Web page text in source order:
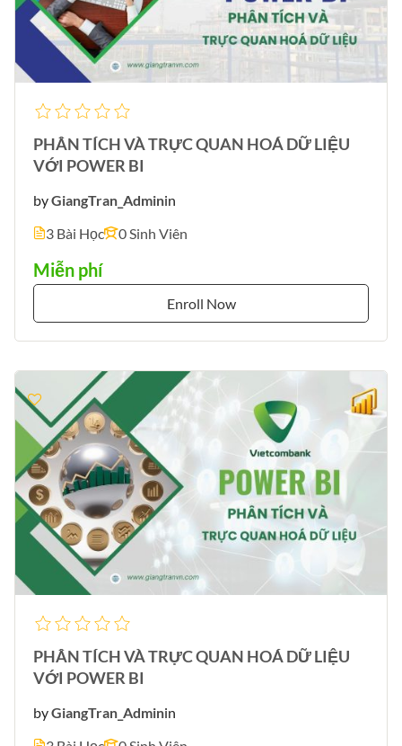
PHÂN TÍCH VÀ TRỰC QUAN HOÁ DỮ LIỆU
VỚI POWER BI
byGiangTran_Adminin
3 Bài Học
0 Sinh Viên
Miễn phí
Enroll Now
PHÂN TÍCH VÀ TRỰC QUAN HOÁ DỮ LIỆU
VỚI POWER BI
byGiangTran_Adminin